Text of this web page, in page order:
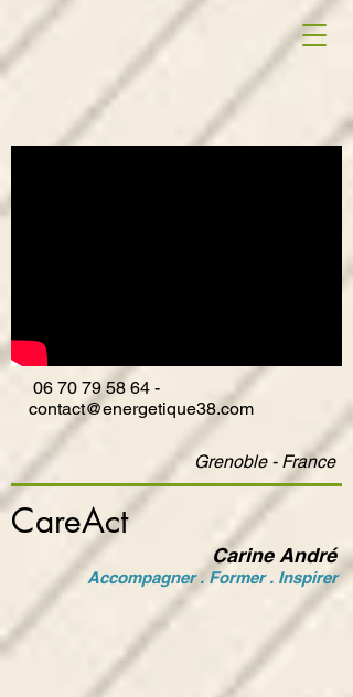
CareAct
Carine André
Accompagner . Former . Inspirer
06 70 79 58 64 -
contact@energetique38.com
Grenoble - France